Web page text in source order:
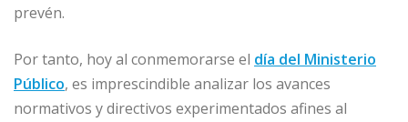
prevén.
Por tanto, hoy al conmemorarse el día del Ministerio
Público, es imprescindible analizar los avances
normativos y directivos experimentados afines al